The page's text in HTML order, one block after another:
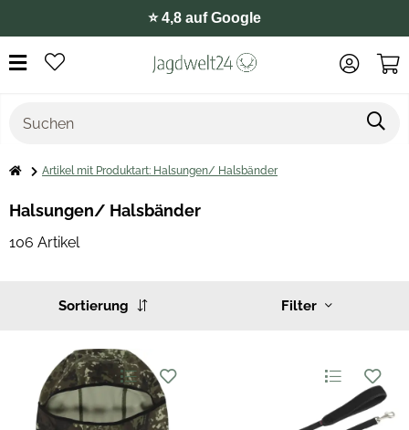
⭐️ 4,8 auf Google
Artikel mit Produktart: Halsungen/ Halsbänder
Halsungen/ Halsbänder
106 Artikel
Filter
Sortierung